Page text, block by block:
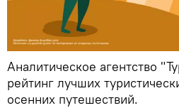
Аналитическое агентство
рейтинг лучших
осенних путешествий.